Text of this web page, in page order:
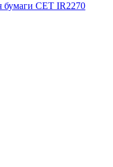
бумаги CET IR2270